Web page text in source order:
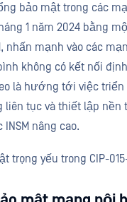
bảo mật trong các
1 năm 2024 bằng
nhấn mạnh vào các
không có kết nối
là hướng tới việc triển
liên tục và thiết lập nền
nâng cao.
trọng yếu trong CIP-